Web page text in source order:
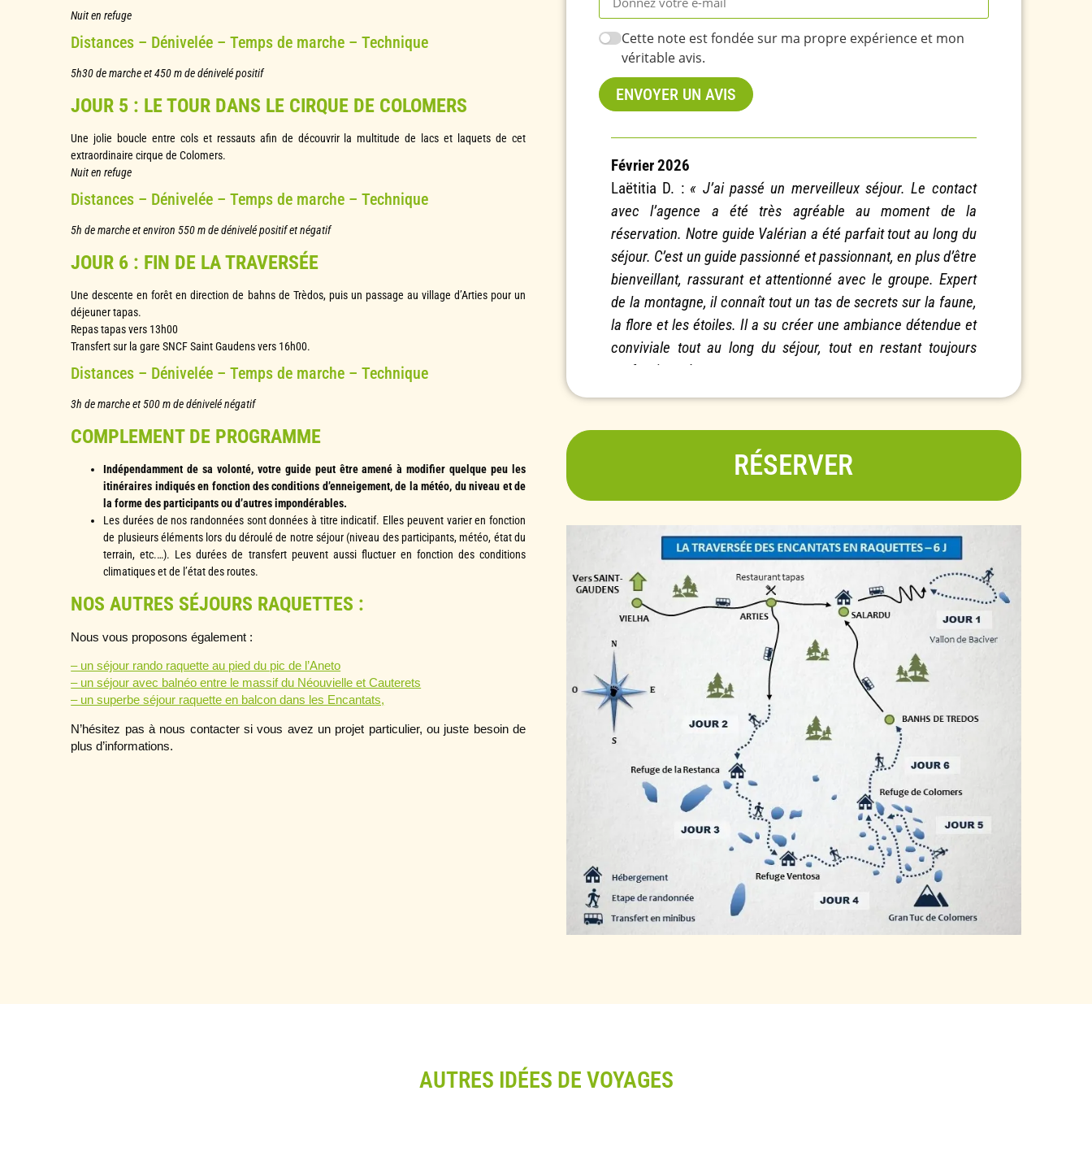
Nuit en refuge
Distances – Dénivelée – Temps de marche – Technique
5h30 de marche et 450 m de dénivelé positif
JOUR 5 : LE TOUR DANS LE CIRQUE DE COLOMERS
Une jolie boucle entre cols et ressauts afin de découvrir la multitude de lacs et laquets de cet
extraordinaire cirque de Colomers.
Nuit en refuge
Distances – Dénivelée – Temps de marche – Technique
5h de marche et environ 550 m de dénivelé positif et négatif
JOUR 6 : FIN DE LA TRAVERSÉE
Une descente en forêt en direction de bahns de Trèdos, puis un passage au village d’Arties pour un
déjeuner tapas.
Repas tapas vers 13h00
Transfert sur la gare SNCF Saint Gaudens vers 16h00.
Distances – Dénivelée – Temps de marche – Technique
3h de marche et 500 m de dénivelé négatif
COMPLEMENT DE PROGRAMME
Indépendamment de sa volonté, votre guide peut être amené à modifier quelque peu les
itinéraires indiqués en fonction des conditions d’enneigement, de la météo, du niveau et de
la forme des participants ou d’autres impondérables.
Les durées de nos randonnées sont données à titre indicatif. Elles peuvent varier en fonction
de plusieurs éléments lors du déroulé de notre séjour (niveau des participants, météo, état du
terrain, etc.…). Les durées de transfert peuvent aussi fluctuer en fonction des conditions
climatiques et de l’état des routes.
NOS AUTRES SÉJOURS RAQUETTES :
Nous vous proposons également :
– un séjour rando raquette au pied du pic de l’Aneto
– un séjour avec balnéo entre le massif du Néouvielle et Cauterets
– un superbe séjour raquette en balcon dans les Encantats,
N’hésitez pas à nous contacter si vous avez un projet particulier, ou juste besoin de
plus d’informations.
Cette note est fondée sur ma propre expérience et mon
véritable avis.
ENVOYER UN AVIS
Février 2026
Laëtitia D. :« J’ai passé un merveilleux séjour. Le contact
avec l’agence a été très agréable au moment de la
réservation. Notre guide Valérian a été parfait tout au long du
séjour. C’est un guide passionné et passionnant, en plus d’être
bienveillant, rassurant et attentionné avec le groupe. Expert
de la montagne, il connaît tout un tas de secrets sur la faune,
la flore et les étoiles. Il a su créer une ambiance détendue et
conviviale tout au long du séjour, tout en restant toujours
professionnel. »
Carine B. :« Super organisation et un accompagnateur au
top! De l’attention et de l’écoute, du relationnel de qualité et
du partage de connaissance de la montagne. Rien à redire, à
recommander! Valérian est excellent, dans toutes les
Alexia S. :
« Séjour parfaitement organisé avec un
accompagnateur d’une grande qualité. »
Martin B. :« Excellent. Étapes parfaitement organisées, la
boucle de marches quotidiennes est bien pensée. Spéciales
félicitations à Valérian pour avoir rendu le tout idéal. »
Janvier 2025
Margot F. :
« Superbe trek ! L’organisation était parfaite et les
paysages tout simplement magnifiques. Notre guide, Valérian,
a su créer une très bonne ambiance dans le groupe, il
connaissait très bien la région. Je recommande sans hésiter.
Février 2024
Danielle L. :« J’ai découvert Sur Les Hauteurs par une amie
et par le site internet. Le contact a été facile tant au
téléphone que par mail. Nos appréhensions de conduire sur la
neige se sont vite dissipées car des minibus venaient nous
détente, de sport et de convivialité. »
RÉSERVER
AUTRES IDÉES DE VOYAGES